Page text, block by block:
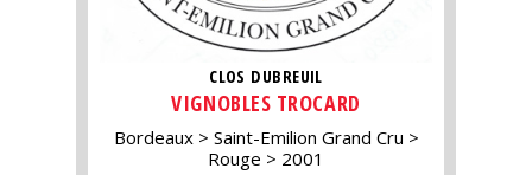
CLOS DUBREUIL
VIGNOBLES TROCARD
Bordeaux
Saint-Emilion Grand Cru
Rouge
2001